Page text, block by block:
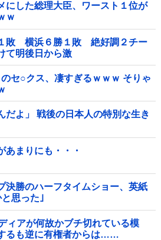
にした総理大臣、ワースト１位が
ｗ
敗 横浜６勝１敗 絶好調２チー
て明後日から激
のセ○クス、凄すぎるｗｗｗ そりゃ
だよ」 戦後の日本人の特別な生き
あまりにも・・・
決勝のハーフタイムショー、英紙
思った｣
ィアが何故かブチ切れている模
るも逆に有権者からは……